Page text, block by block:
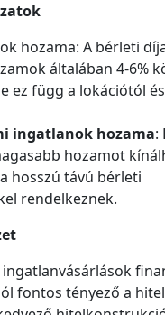
hozama: A bérleti
általában 4-6%
ez függ a lokációtól
ingatlanok hozama:
hozamot
hosszú távú bérleti
rendelkeznek.
ingatlanvásárlások
fontos tényező a